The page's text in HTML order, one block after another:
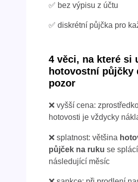
✅ bez výpisu z účtu
✅ diskrétní půjčka pro
4 věci, na které si
hotovostní půjčky
pozor
❌ vyšší cena:
hotovosti je vždycky
❌ splatnost: většina
půjček na ruku se splácí
následující měsíc